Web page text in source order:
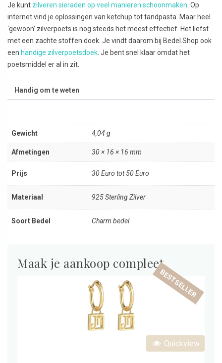
Je kunt zilveren sieraden op veel manieren schoonmaken . Op
internet vind je oplossingen van ketchup tot tandpasta. Maar heel
‘gewoon’ zilverpoets is nog steeds het meest effectief. Het liefst
met een zachte stoffen doek. Je vindt daarom bij Bedel.Shop ook
een handige zilverpoetsdoek . Je bent snel klaar omdat het
poetsmiddel er al in zit.
Handig om te weten
Gewicht 4,04 g
Afmetingen 30 × 16 × 16 mm
Prijs 30 Euro tot 50 Euro
Materiaal 925 Sterling Zilver
Soort Bedel Charm bedel
Maak je aankoop compleet
Quickview
BESTSELLER